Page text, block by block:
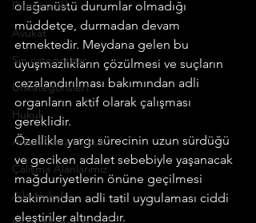
Danışmanlık
Avukat
Sin categorizar
Unkategorisiert
Hukuk
Askeri Ceza Hukuku
Çalışma Alanlarımız
Aile Hukuku
olağanüstü durumlar olmadığı
müddetçe, durmadan devam
etmektedir. Meydana gelen bu
uyuşmazlıkların çözülmesi ve suçların
cezalandırılması bakımından adli
organların aktif olarak çalışması
gereklidir.
Özellikle yargı sürecinin uzun sürdüğü
ve geciken adalet sebebiyle yaşanacak
mağduriyetlerin önüne geçilmesi
bakımından adli tatil uygulaması ciddi
eleştiriler altındadır.